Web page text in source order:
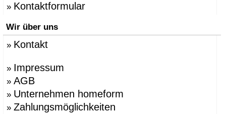
» Kontaktformular
Wir über uns
» Kontakt
» Impressum
» AGB
» Unternehmen homeform
» Zahlungsmöglichkeiten